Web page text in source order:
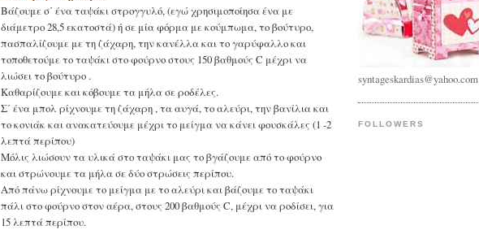
Βάζουμε σ΄ ένα ταψάκι στρογγυλό, (εγώ χρησιμοποίησα ένα με
διάμετρο 28,5 εκατοστά) ή σε μία φόρμα με κούμπωμα, το βούτυρο,
πασπαλίζουμε με τη ζάχαρη, την κανέλλα και το γαρύφαλλο και
τοποθετούμε το ταψάκι στο φούρνο στους 150 βαθμούς C μέχρι να
λιώσει το βούτυρο .
Καθαρίζουμε και κόβουμε τα μήλα σε ροδέλες.
Σ΄ ένα μπολ ρίχνουμε τη ζάχαρη , τα αυγά, το αλεύρι, την βανίλια και
το κονιάκ και ανακατεύουμε μέχρι το μείγμα να κάνει φουσκάλες (1 -2
λεπτά περίπου)
Μόλις λιώσουν τα υλικά στο ταψάκι μας το βγάζουμε από το φούρνο
και στρώνουμε τα μήλα σε δύο στρώσεις περίπου.
Από πάνω ρίχνουμε το μείγμα με το αλεύρι και βάζουμε το ταψάκι
πάλι στο φούρνο στον αέρα, στους 200 βαθμούς C, μέχρι να ροδίσει, για
15 λεπτά περίπου.
syntageskardias@yahoo.com
FOLLOWERS